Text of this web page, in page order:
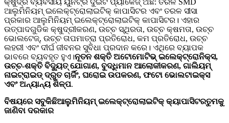
କ୍ଷୁଦ୍ର ବ୍ୟବସାୟ ୟୁନିଟ୍‌ର ଦୁଇଟି ପ୍ୟାକେଜ୍ ଅଛି: ତରଳ SMD
ଆଲୁମିନିୟମ୍ ଇଲେକ୍ଟ୍ରୋଲାଇଟିକ୍ କାପାସିଟର ଏବଂ ତରଳ ସୀସା
ପ୍ରକାର ଆଲୁମିନିୟମ୍ ଇଲେକ୍ଟ୍ରୋଲାଇଟିକ୍ କାପାସିଟର। ଏହାର
ଉତ୍ପାଦଗୁଡିକ କ୍ଷୁଦ୍ରୀକରଣ, ଉଚ୍ଚ ସ୍ଥିରତା, ଉଚ୍ଚ କ୍ଷମତା, ଉଚ୍ଚ
ଭୋଲଟେଜ୍, ଉଚ୍ଚ ତାପମାତ୍ରା ପ୍ରତିରୋଧ, କମ ପ୍ରତିରୋଧ, ଉଚ୍ଚ
ଲହରୀ ଏବଂ ଦୀର୍ଘ ଜୀବନର ସୁବିଧା ପ୍ରଦାନ କରେ। ଏଥିରେ ବ୍ୟାପକ
ଭାବରେ ବ୍ୟବହୃତ ହୁଏ।ନୂତନ ଶକ୍ତି ଅଟୋମୋଟିଭ୍ ଇଲେକ୍ଟ୍ରୋନିକ୍ସ,
ଉଚ୍ଚ-ଶକ୍ତି ବିଦ୍ୟୁତ୍ ଯୋଗାଣ, ବୁଦ୍ଧିମାନ ଆଲୋକୀକରଣ, ଗାଲିୟମ୍
ନାଇଟ୍ରାଇଡ୍ ଦ୍ରୁତ ଚାର୍ଜିଂ, ଘରୋଇ ଉପକରଣ, ଫଟୋ ଭୋଲଟାଇକ୍ସ
ଏବଂ ଅନ୍ୟାନ୍ୟ ଶିଳ୍ପ.
ବିଷୟରେ ସବୁକିଛିଆଲୁମିନିୟମ୍ ଇଲେକ୍ଟ୍ରୋଲାଇଟିକ୍ କ୍ୟାପାସିଟରତୁମକୁ
ଜାଣିବା ଦରକାର